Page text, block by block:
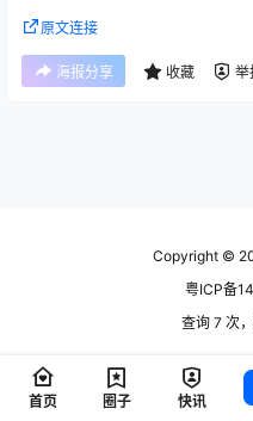
原文连接
海报分享 收藏 举
Copyright ©
粤ICP备
查询 7 次
首页 圈子 快讯